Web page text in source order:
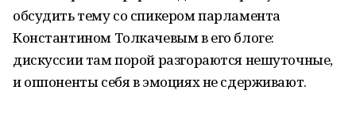
обсудить тему со спикером парламента
Константином Толкачевым в его блоге:
дискуссии там порой разгораются нешуточные,
и оппоненты себя в эмоциях не сдерживают.